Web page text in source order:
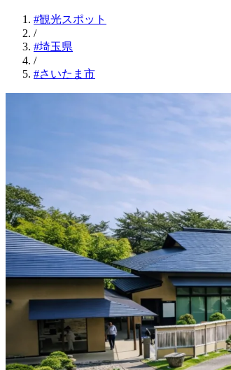
#観光スポット
/
#埼玉県
/
#さいたま市